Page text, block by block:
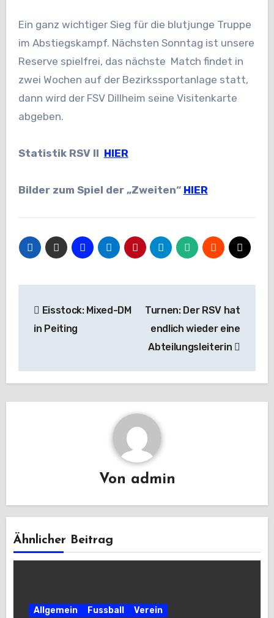
Ein ganz wichtiger Sieg für die blutjunge Truppe
im Abstiegskampf. Nächsten Sonntag ist unsere
Reserve spielfrei, das nächste Match findet in
zwei Wochen auf der Bezirkssportanlage statt,
dann wird der FSV Dillheim seine Visitenkarte
abgeben.
Statistik RSV II HIER
Bilder zum Spiel der „Zweiten“ HIER
Eisstock: Mixed-DM
in Peiting
Turnen: Der RSV hat
endlich wieder eine
Abteilungsleiterin
Von admin
Ähnlicher Beitrag
Allgemein Fussball Verein